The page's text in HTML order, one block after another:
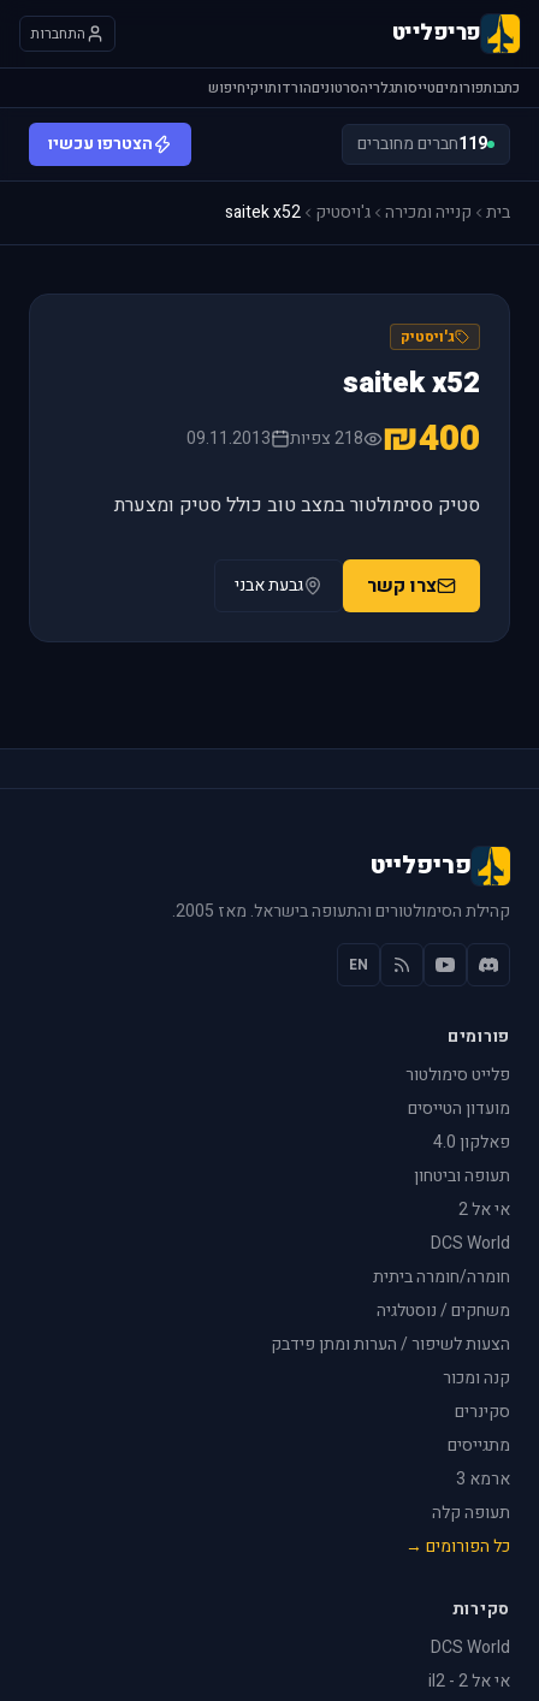
פריפלייט התחברות
כתבותפורומיםטייסותגלריהסרטוניםהורדותויקיחיפוש
119חברים מחוברים הצטרפו עכשיו
בית קנייה ומכירה ג'ויסטיק saitek x52
ג'ויסטיק
saitek x52
₪400 218 צפיות 09.11.2013
סטיק ססימולטור במצב טוב כולל סטיק ומצערת
צרו קשר גבעת אבני
פריפלייט
קהילת הסימולטורים והתעופה בישראל. מאז 2005.
EN
פורומים
פלייט סימולטור
מועדון הטייסים
פאלקון 4.0
תעופה וביטחון
אי אל 2
DCS World
חומרה/חומרה ביתית
משחקים / נוסטלגיה
הצעות לשיפור / הערות ומתן פידבק
קנה ומכור
סקינרים
מתגייסים
ארמא 3
תעופה קלה
כל הפורומים →
סקירות
DCS World
אי אל 2 - il2